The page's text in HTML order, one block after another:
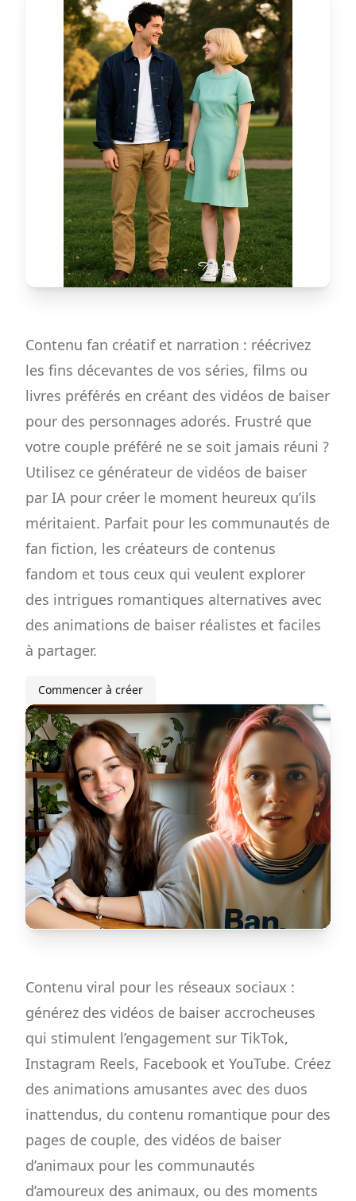
Contenu fan créatif et narration : réécrivez
les fins décevantes de vos séries, films ou
livres préférés en créant des vidéos de baiser
pour des personnages adorés. Frustré que
votre couple préféré ne se soit jamais réuni ?
Utilisez ce générateur de vidéos de baiser
par IA pour créer le moment heureux qu’ils
méritaient. Parfait pour les communautés de
fan fiction, les créateurs de contenus
fandom et tous ceux qui veulent explorer
des intrigues romantiques alternatives avec
des animations de baiser réalistes et faciles
à partager.
Commencer à créer
Contenu viral pour les réseaux sociaux :
générez des vidéos de baiser accrocheuses
qui stimulent l’engagement sur TikTok,
Instagram Reels, Facebook et YouTube. Créez
des animations amusantes avec des duos
inattendus, du contenu romantique pour des
pages de couple, des vidéos de baiser
d’animaux pour les communautés
d’amoureux des animaux, ou des moments